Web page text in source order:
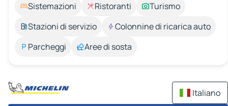
Sistemazioni Ristoranti
Turismo
Stazioni di servizio
Colonnine di ricarica auto
Parcheggi
Aree di sosta
Italiano